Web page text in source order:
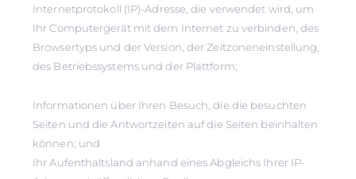
Internetprotokoll (IP)-Adresse, die verwendet wird, um
Ihr Computergerät mit dem Internet zu verbinden, des
Browsertyps und der Version, der Zeitzoneneinstellung,
des Betriebssystems und der Plattform;
Informationen über Ihren Besuch, die die besuchten
Seiten und die Antwortzeiten auf die Seiten beinhalten
können; und
Ihr Aufenthaltsland anhand eines Abgleichs Ihrer IP-